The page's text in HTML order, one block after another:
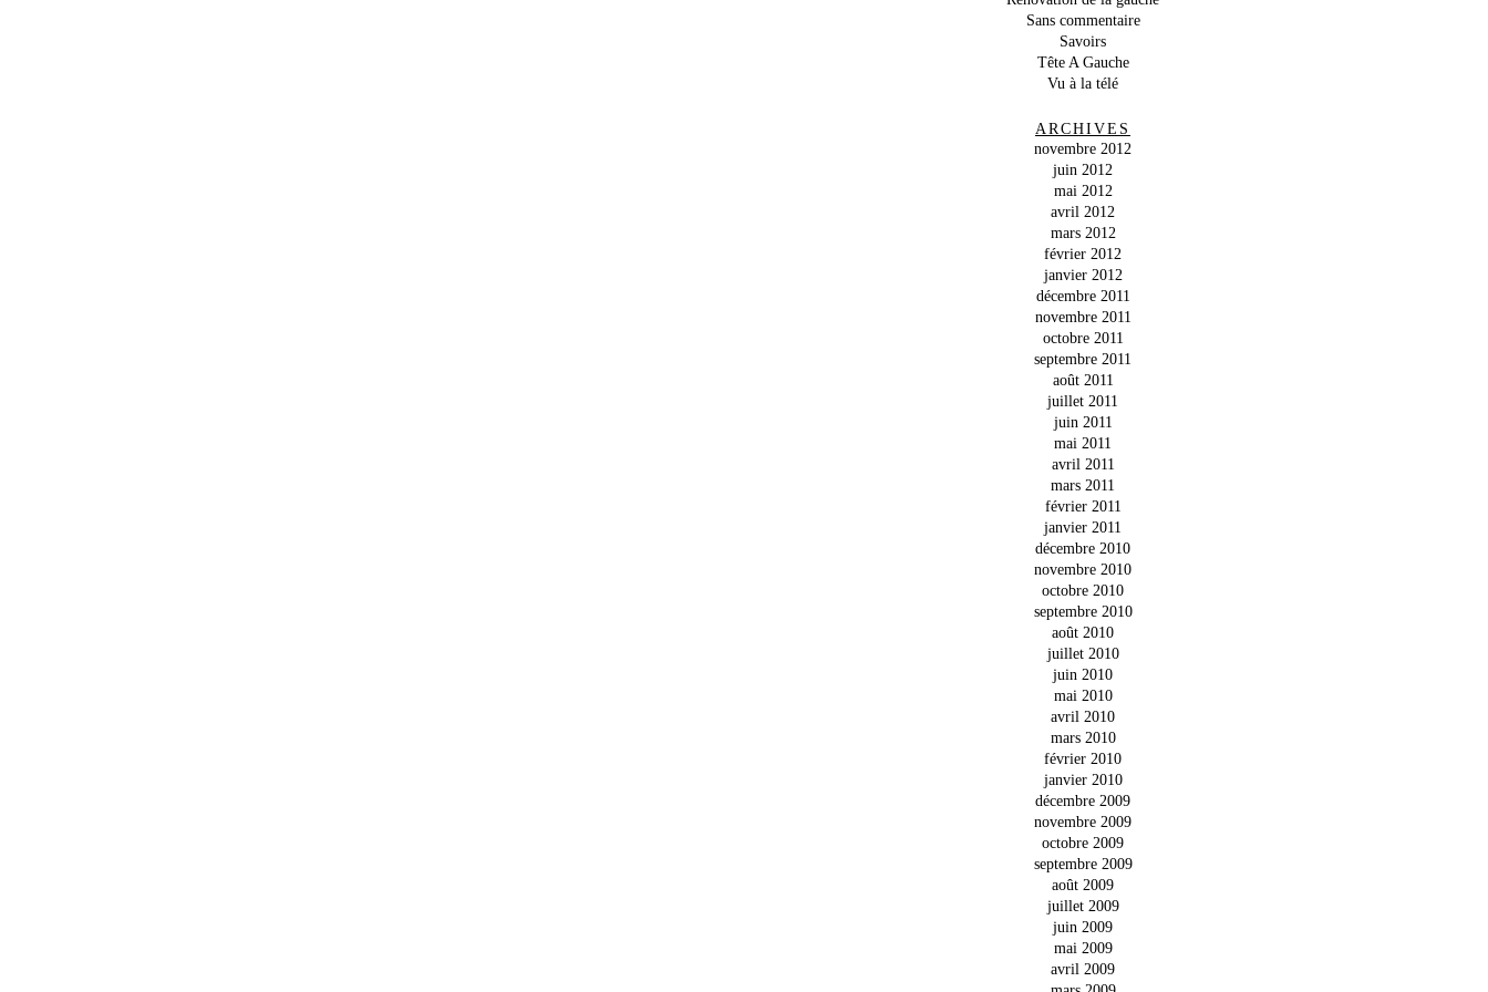
Sans commentaire
Savoirs
Tête A Gauche
Vu à la télé
ARCHIVES
novembre 2012
juin 2012
mai 2012
avril 2012
mars 2012
février 2012
janvier 2012
décembre 2011
novembre 2011
octobre 2011
septembre 2011
août 2011
juillet 2011
juin 2011
mai 2011
avril 2011
mars 2011
février 2011
janvier 2011
décembre 2010
novembre 2010
octobre 2010
septembre 2010
août 2010
juillet 2010
juin 2010
mai 2010
avril 2010
mars 2010
février 2010
janvier 2010
décembre 2009
novembre 2009
octobre 2009
septembre 2009
août 2009
juillet 2009
juin 2009
mai 2009
avril 2009